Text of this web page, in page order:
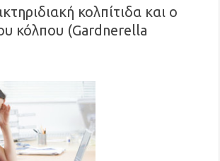
κολπίτιδα και ο
κόλπου (Gardnerella